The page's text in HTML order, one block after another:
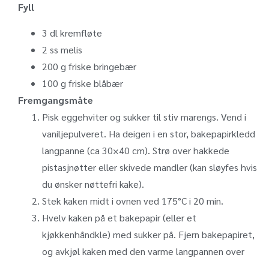
Fyll
3 dl kremfløte
2 ss melis
200 g friske bringebær
100 g friske blåbær
Fremgangsmåte
Pisk eggehviter og sukker til stiv marengs. Vend i
vaniljepulveret. Ha deigen i en stor, bakepapirkledd
langpanne (ca 30×40 cm). Strø over hakkede
pistasjnøtter eller skivede mandler (kan sløyfes hvis
du ønsker nøttefri kake).
Stek kaken midt i ovnen ved 175°C i 20 min.
Hvelv kaken på et bakepapir (eller et
kjøkkenhåndkle) med sukker på. Fjern bakepapiret,
og avkjøl kaken med den varme langpannen over